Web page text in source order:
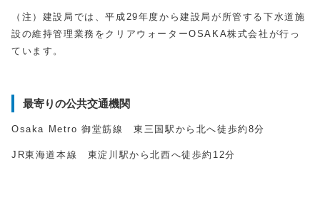
（注）建設局では、平成29年度から建設局が所管する下水道施
設の維持管理業務をクリアウォーターOSAKA株式会社が行っ
ています。
最寄りの公共交通機関
Osaka Metro 御堂筋線 東三国駅から北へ徒歩約8分
JR東海道本線 東淀川駅から北西へ徒歩約12分